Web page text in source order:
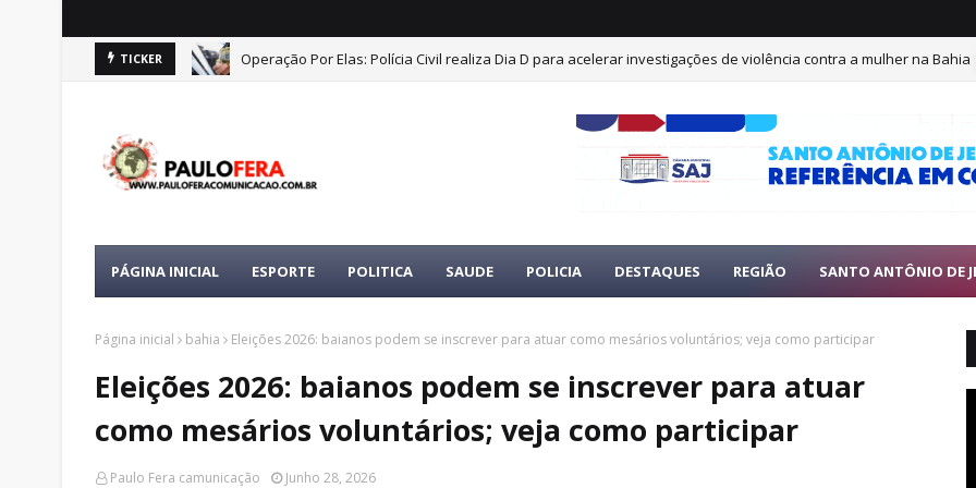
TICKER Operação Por Elas: Polícia Civil realiza Dia D para acelerar investigações de violência contra a mulher na Bahia
PÁGINA INICIAL ESPORTE POLITICA SAUDE POLICIA DESTAQUES REGIÃO SANTO ANTÔNIO DE
Página inicial bahia Eleições 2026: baianos podem se inscrever para atuar como mesários voluntários; veja como participar
Eleições 2026: baianos podem se inscrever para atuar
como mesários voluntários; veja como participar
Paulo Fera camunicação Junho 28, 2026